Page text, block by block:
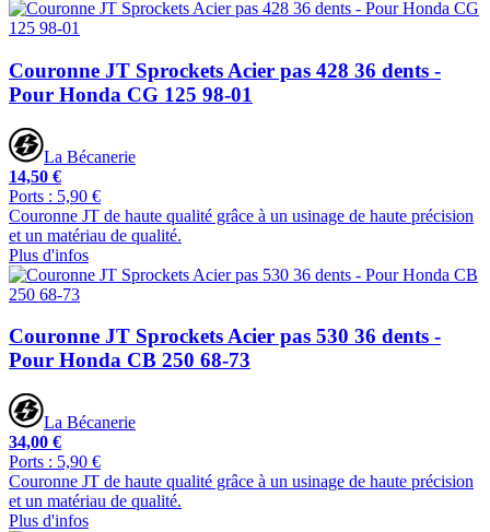
Couronne JT Sprockets Acier pas 428 36 dents -
Pour Honda CG 125 98-01
La Bécanerie
14,50 €
Ports : 5,90 €
Couronne JT de haute qualité grâce à un usinage de haute précision
et un matériau de qualité.
Plus d'infos
Couronne JT Sprockets Acier pas 530 36 dents -
Pour Honda CB 250 68-73
La Bécanerie
34,00 €
Ports : 5,90 €
Couronne JT de haute qualité grâce à un usinage de haute précision
et un matériau de qualité.
Plus d'infos